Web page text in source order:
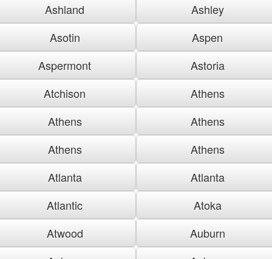
Ashland
Ashley
Asotin
Aspen
Aspermont
Astoria
Atchison
Athens
Athens
Athens
Athens
Athens
Atlanta
Atlanta
Atlantic
Atoka
Atwood
Auburn